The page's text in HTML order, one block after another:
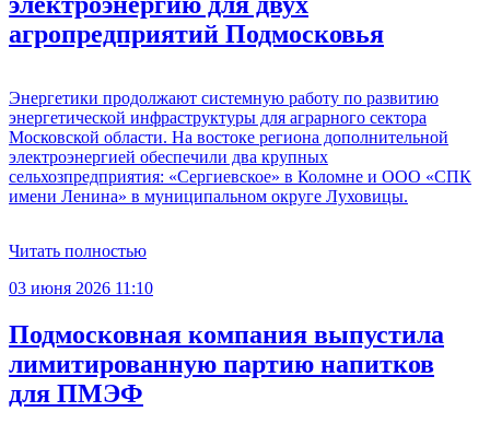
агропредприятий Подмосковья
Энергетики продолжают системную работу по развитию
энергетической инфраструктуры для аграрного сектора
Московской области. На востоке региона дополнительной
электроэнергией обеспечили два крупных
сельхозпредприятия: «Сергиевское» в Коломне и ООО «СПК
имени Ленина» в муниципальном округе Луховицы.
Читать полностью
03 июня 2026 11:10
Подмосковная компания выпустила
лимитированную партию напитков
для ПМЭФ